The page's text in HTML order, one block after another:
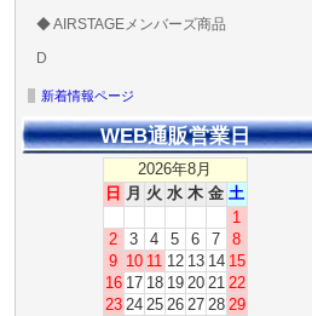
◆ AIRSTAGEメンバーズ商品
D
新着情報ページ
WEB通販営業日
2026年8月
日 月 火 水 木 金 土
1
2
3 4 5 6 7
8
9 10 11 12 13 14 15
16 17 18 19 20 21 22
23 24 25 26 27 28 29